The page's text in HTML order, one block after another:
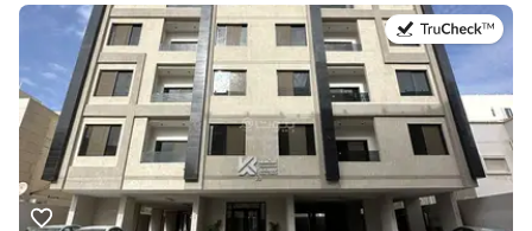
في:2 أغسطس 2026